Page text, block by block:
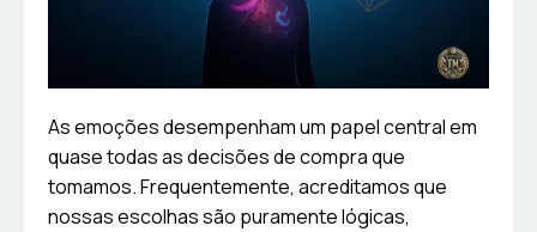
As emoções desempenham um papel central em
quase todas as decisões de compra que
tomamos. Frequentemente, acreditamos que
nossas escolhas são puramente lógicas,